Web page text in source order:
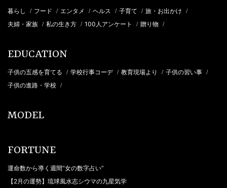
暮らし / フード / エンタメ / ヘルス / 子育て / 旅・お出かけ /
夫婦・家族 / 私の生き方 / 100人アンケート / 贈り物 /
EDUCATION
子供の五感を育てる / 学校行事コーデ / 教育現場より / 子供の習い事 /
子供の進路・学校 /
MODEL
FORTUNE
運命数から導く週間“女の数字占い”
【2月の運勢】琉球風水志シウマの九星気学